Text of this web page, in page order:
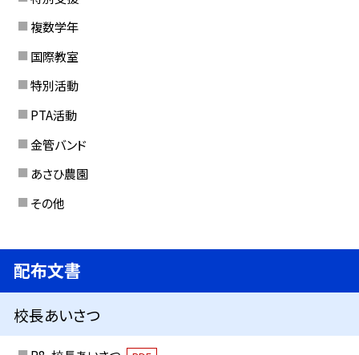
複数学年
国際教室
特別活動
PTA活動
金管バンド
あさひ農園
その他
配布文書
校長あいさつ